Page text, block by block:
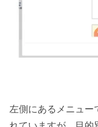
左側にあるメニュー